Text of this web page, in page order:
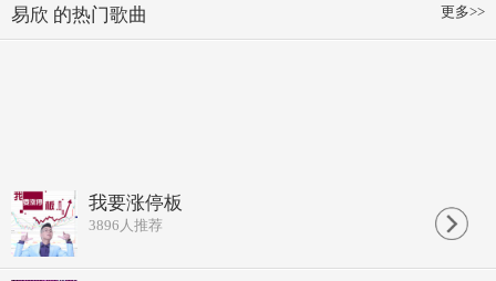
更多>>
易欣 的热门歌曲
我要涨停板
3896 人推荐